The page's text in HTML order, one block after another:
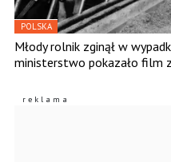
POLSKA
Młody rolnik zginął w
ministerstwo pokazało film